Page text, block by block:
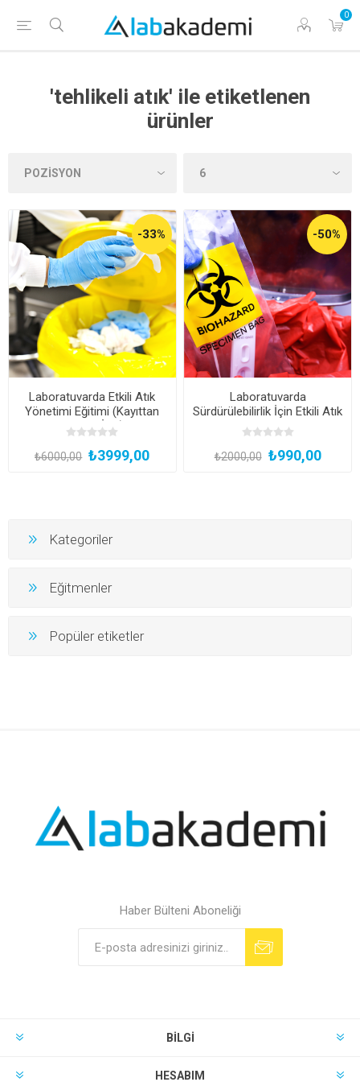
0
'tehlikeli atık' ile etiketlenen
ürünler
-33%
Laboratuvarda Etkili Atık
Yönetimi Eğitimi (Kayıttan
Hemen İzle)
₺6000,00 ₺3999,00
-50%
Laboratuvarda
Sürdürülebilirlik İçin Etkili Atık
Yönetimi
₺2000,00 ₺990,00
Kategoriler
Eğitmenler
Popüler etiketler
Haber Bülteni Aboneliği
BILGI
HESABIM